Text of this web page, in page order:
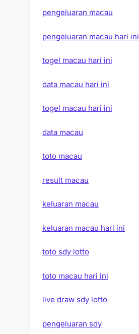
pengeluaran macau
pengeluaran macau hari ini
togel macau hari ini
data macau hari ini
togel macau hari ini
data macau
toto macau
result macau
keluaran macau
keluaran macau hari ini
toto sdy lotto
toto macau hari ini
live draw sdy lotto
pengeluaran sdy